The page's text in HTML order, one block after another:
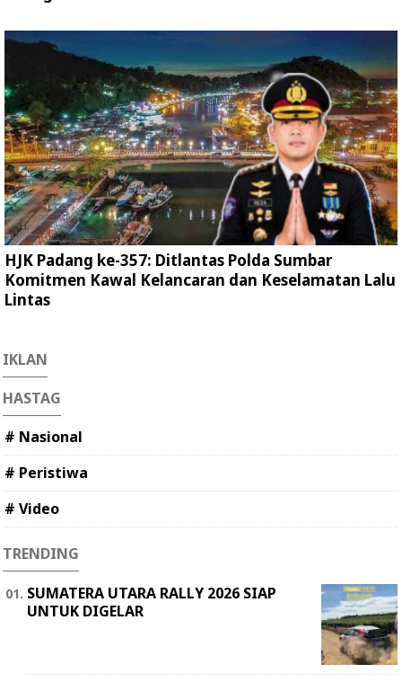
HJK Padang ke-357: Ditlantas Polda Sumbar
Komitmen Kawal Kelancaran dan Keselamatan Lalu
Lintas
IKLAN
HASTAG
# Nasional
# Peristiwa
# Video
TRENDING
SUMATERA UTARA RALLY 2026 SIAP
UNTUK DIGELAR